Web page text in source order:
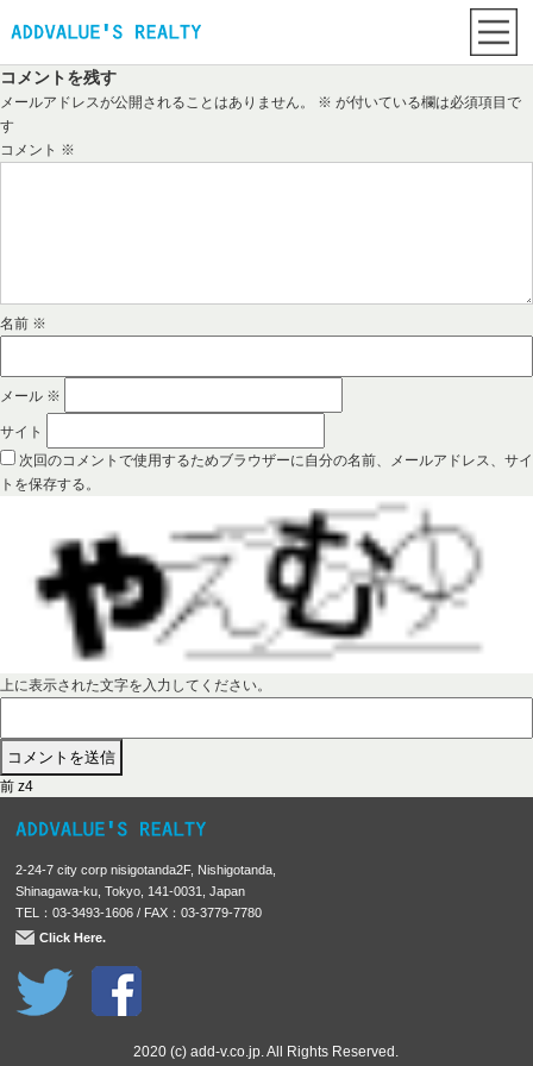
コメントを残す
メールアドレスが公開されることはありません。 ※ が付いている欄は必須項目で
す
コメント ※
名前 ※
メール ※
サイト
次回のコメントで使用するためブラウザーに自分の名前、メールアドレス、サイ
トを保存する。
上に表示された文字を入力してください。
投
稿
ビ
ゲ
ー
シ
ョ
前 前
投
:
z4
2-24-7 city corp nisigotanda2F, Nishigotanda,
Shinagawa-ku, Tokyo, 141-0031, Japan
TEL：03-3493-1606 / FAX：03-3779-7780
Click Here.
2020 (c) add-v.co.jp. All Rights Reserved.